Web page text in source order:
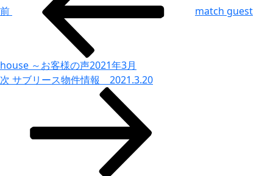
ナ
ー
シ
稿
前 match guest
house ～お客様の声2021年3月
次
次 サブリース物件情報 2021.3.20